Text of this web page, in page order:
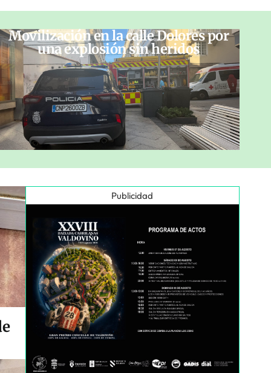
Movilización en la calle Dolores por
una explosión sin heridos
Publicidad